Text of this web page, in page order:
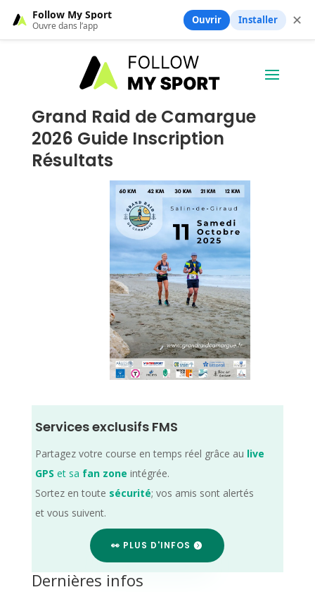
Grand Raid de Camargue
2026 Guide Inscription
Résultats
Services exclusifs FMS
Partagez votre course en temps réel grâce au live
GPS et sa fan zone intégrée.
Sortez en toute sécurité; vos amis sont alertés
et vous suivent.
👀 PLUS D'INFOS
Dernières infos
Follow My Sport
Ouvre dans l’app Ouvrir Installer ✕